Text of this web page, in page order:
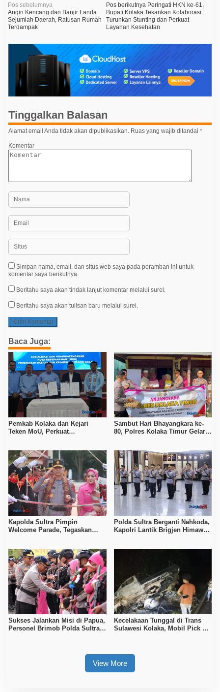
N
a
v
i
i
p
o
s
Pos sebelumnya
Angin Kencang dan Banjir Landa
Sejumlah Daerah, Ratusan Rumah
Terdampak
Pos berikutnyaPeringati HKN ke-61,
Bupati Kolaka Tekankan Kolaborasi
Turunkan Stunting dan Perkuat
Layanan Kesehatan
Tinggalkan Balasan
Alamat email Anda tidak akan dipublikasikan. Ruas yang wajib ditandai *
Komentar
Simpan nama, email, dan situs web saya pada peramban ini untuk
komentar saya berikutnya.
Beritahu saya akan tindak lanjut komentar melalui surel.
Beritahu saya akan tulisan baru melalui surel.
Baca Juga:
Pemkab Kolaka dan Kejari
Teken MoU, Perkuat
Sambut Hari Bhayangkara ke-
80, Polres Kolaka Timur Gelar
Kapolda Sultra Pimpin
Welcome Parade, Tegaskan
Polda Sultra Berganti Nahkoda,
Kapolri Lantik Brigjen Himawan
Sukses Jalankan Misi di Papua,
Personel Brimob Polda Sultra
Kecelakaan Tunggal di Trans
Sulawesi Kolaka, Mobil Pick Up
View More